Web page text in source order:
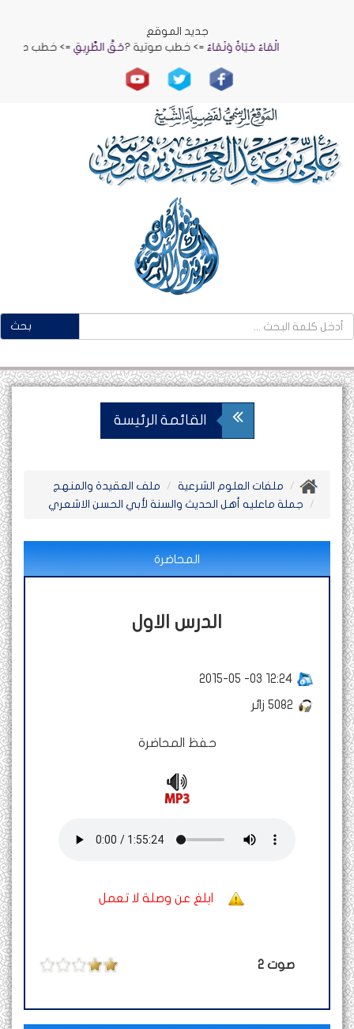
جديد الموقع
حَقُّ الطَّرِيقِ=> خطب صوتية ? الْمَاءُ حَيَاةٌ وَنَمَاءٌ=> خطب صوتية ?
بحث
القائمة الرئيسة
ملفات العلوم الشرعية
ملف العقيدة والمنهج
جملة ماعليه أهل الحديث والسنة لأبي الحسن الاشعري
المحاضرة
الدرس الاول
2015-05 -03 12:24
5082 زائر
حفظ المحاضرة
ابلغ عن وصلة لا تعمل
2 صوت